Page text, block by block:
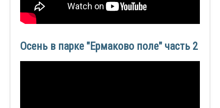
Осень в парке "Ермаково поле" часть 2